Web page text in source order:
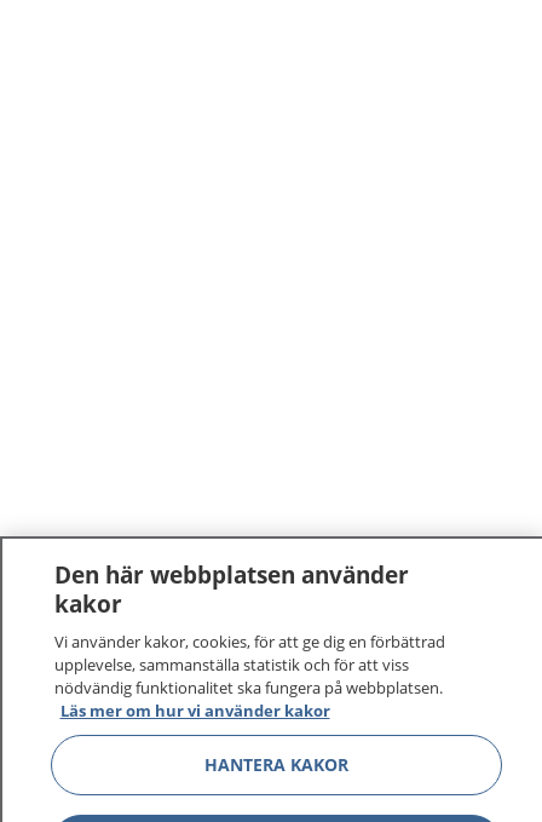
1177 –tryggt om din hälsa och vård
På 1177.se får du råd om hälsa och information om
sjukdomar och vilka mottagningar du kan kontakta.
Logga in för att läsa din journal och göra dina
vårdärenden. Ring telefonnummer 1177 för
sjukvårdsrådgivning dygnet runt.
1177 ger dig råd när du vill må bättre.
Den här webbplatsen använder
kakor
Vi använder kakor, cookies, för att ge dig en förbättrad
upplevelse, sammanställa statistik och för att viss
nödvändig funktionalitet ska fungera på webbplatsen.
Läs mer om hur vi använder kakor
HANTERA KAKOR